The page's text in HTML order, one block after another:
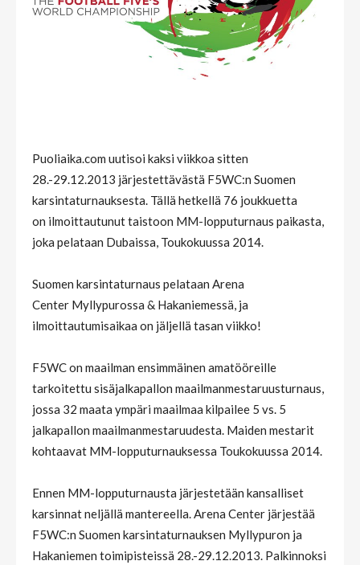
Puoliaika.com uutisoi kaksi viikkoa sitten
28.-29.12.2013 järjestettävästä F5WC:n Suomen
karsintaturnauksesta. Tällä hetkellä 76 joukkuetta
on ilmoittautunut taistoon MM-lopputurnaus paikasta,
joka pelataan Dubaissa, Toukokuussa 2014.
Suomen karsintaturnaus pelataan Arena
Center Myllypurossa & Hakaniemessä, ja
ilmoittautumisaikaa on jäljellä tasan viikko!
F5WC on maailman ensimmäinen amatööreille
tarkoitettu sisäjalkapallon maailmanmestaruusturnaus,
jossa 32 maata ympäri maailmaa kilpailee 5 vs. 5
jalkapallon maailmanmestaruudesta. Maiden mestarit
kohtaavat MM-lopputurnauksessa Toukokuussa 2014.
Ennen MM-lopputurnausta järjestetään kansalliset
karsinnat neljällä mantereella. Arena Center järjestää
F5WC:n Suomen karsintaturnauksen Myllypuron ja
Hakaniemen toimipisteissä 28.-29.12.2013. Palkinnoksi